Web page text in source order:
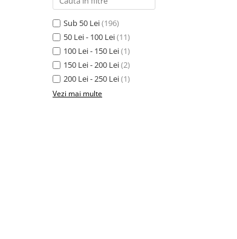
Sub 50 Lei(196)
50 Lei - 100 Lei(11)
100 Lei - 150 Lei(1)
150 Lei - 200 Lei(2)
200 Lei - 250 Lei(1)
Vezi mai multe